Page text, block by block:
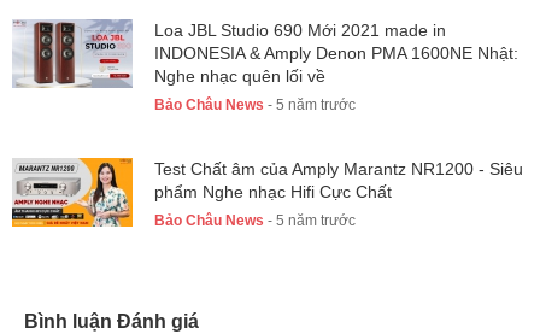
Loa JBL Studio 690 Mới 2021 made in
INDONESIA & Amply Denon PMA 1600NE Nhật:
Nghe nhạc quên lối về
Bảo Châu News - 5 năm trước
Test Chất âm của Amply Marantz NR1200 - Siêu
phẩm Nghe nhạc Hifi Cực Chất
Bảo Châu News - 5 năm trước
Bình luận Đánh giá